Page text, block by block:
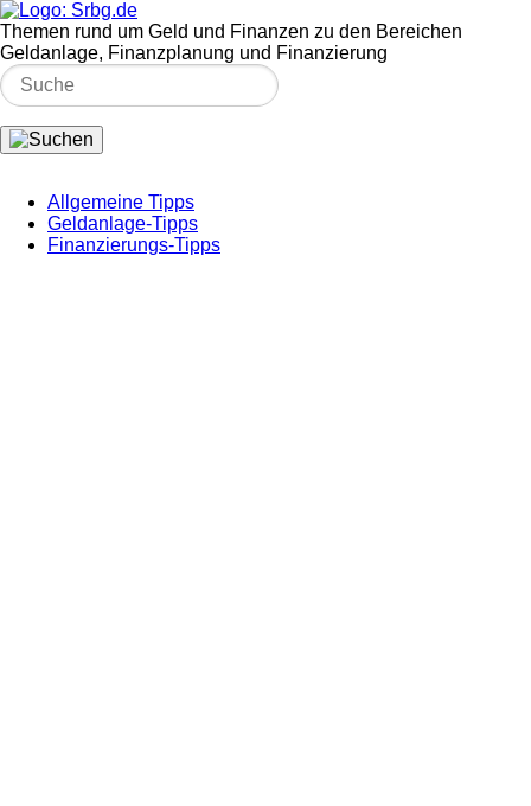
Themen rund um Geld und Finanzen zu den Bereichen
Geldanlage, Finanzplanung und Finanzierung
Allgemeine Tipps
Geldanlage-Tipps
Finanzierungs-Tipps